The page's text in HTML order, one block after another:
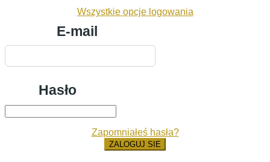
Wszystkie opcje logowania
E-mail
Hasło
Zapomniałeś hasła?
ZALOGUJ SIE